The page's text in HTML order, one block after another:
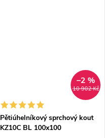
10 902 Kč
–2 %
Pětiúhelníkový sprchový kout
KZ10C BL 100x100